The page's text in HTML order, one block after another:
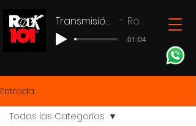
Transmisión en vivo Rock 101
-01:04
Entrada
Todas las Categorías